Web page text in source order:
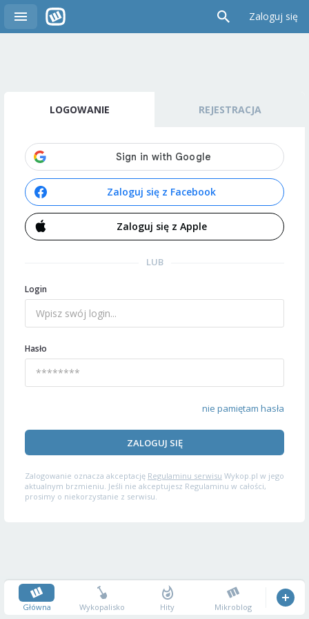
Zaloguj się
LOGOWANIE REJESTRACJA
Zaloguj się z Facebook
Zaloguj się z Apple
LUB
Login
Hasło
nie pamiętam hasła
ZALOGUJ SIĘ
Zalogowanie oznacza akceptację Regulaminu serwisu Wykop.pl w jego
aktualnym brzmieniu. Jeśli nie akceptujesz Regulaminu w całości,
prosimy o niekorzystanie z serwisu.
Główna Wykopalisko Hity Mikroblog